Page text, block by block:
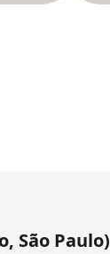
São Paulo)